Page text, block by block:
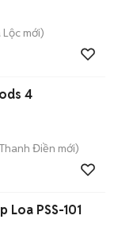
Lộc mới)
4
Thanh Điền mới)
Loa PSS-101